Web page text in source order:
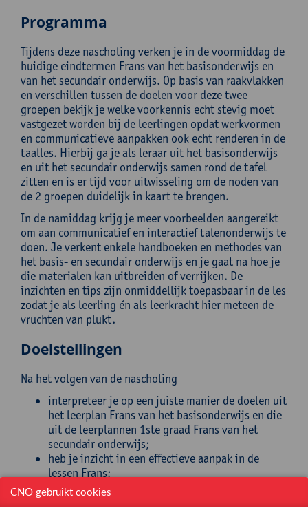
Programma
Tijdens deze nascholing verken je in de voormiddag de
huidige eindtermen Frans van het basisonderwijs en
van het secundair onderwijs. Op basis van raakvlakken
en verschillen tussen de doelen voor deze twee
groepen bekijk je welke voorkennis echt stevig moet
vastgezet worden bij de leerlingen opdat werkvormen
en communicatieve aanpakken ook echt renderen in de
taalles. Hierbij ga je als leraar uit het basisonderwijs
en uit het secundair onderwijs samen rond de tafel
zitten en is er tijd voor uitwisseling om de noden van
de 2 groepen duidelijk in kaart te brengen.
In de namiddag krijg je meer voorbeelden aangereikt
om aan communicatief en interactief talenonderwijs te
doen. Je verkent enkele handboeken en methodes van
het basis- en secundair onderwijs en je gaat na hoe je
die materialen kan uitbreiden of verrijken. De
inzichten en tips zijn onmiddellijk toepasbaar in de les
zodat je als leerling én als leerkracht hier meteen de
vruchten van plukt.
Doelstellingen
Na het volgen van de nascholing
interpreteer je op een juiste manier de doelen uit
het leerplan Frans van het basisonderwijs en die
uit de leerplannen 1ste graad Frans van het
secundair onderwijs;
heb je inzicht in een effectieve aanpak in de
lessen Frans;
duid je het belang van ‘voorkennis verankeren’
CNO gebruikt cookies